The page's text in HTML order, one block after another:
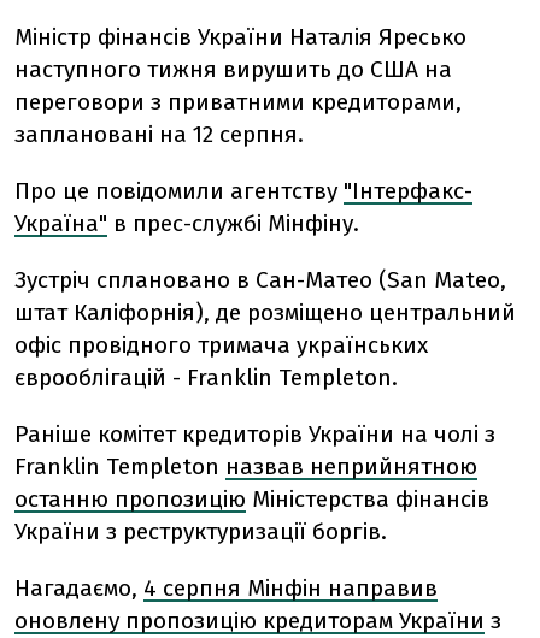
Міністр фінансів України Наталія Яресько
наступного тижня вирушить до США на
переговори з приватними кредиторами,
заплановані на 12 серпня.
Про це повідомили агентству "Інтерфакс-
Україна" в прес-службі Мінфіну.
Зустріч сплановано в Сан-Матео (San Mateo,
штат Каліфорнія), де розміщено центральний
офіс провідного тримача українських
єврооблігацій - Franklin Templeton.
Раніше комітет кредиторів України на чолі з
Franklin Templeton назвав неприйнятною
останню пропозицію Міністерства фінансів
України з реструктуризації боргів.
Нагадаємо, 4 серпня Мінфін направив
оновлену пропозицію кредиторам України з